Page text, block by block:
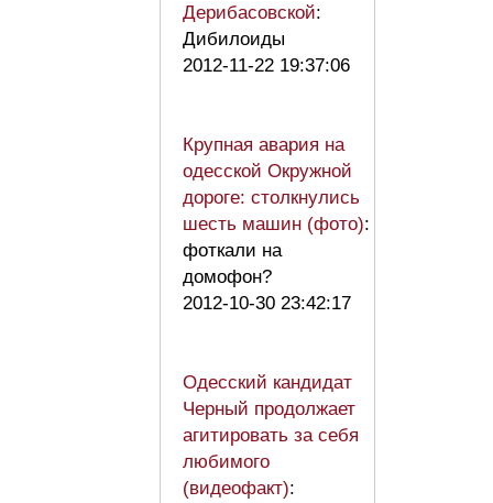
Дерибасовской:
Дибилоиды
2012-11-22 19:37:06
Крупная авария на
одесской Окружной
дороге: столкнулись
шесть машин (фото):
фоткали на
домофон?
2012-10-30 23:42:17
Одесский кандидат
Черный продолжает
агитировать за себя
любимого
(видеофакт):